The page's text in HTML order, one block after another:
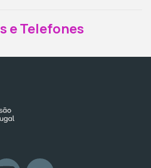
e Telefones